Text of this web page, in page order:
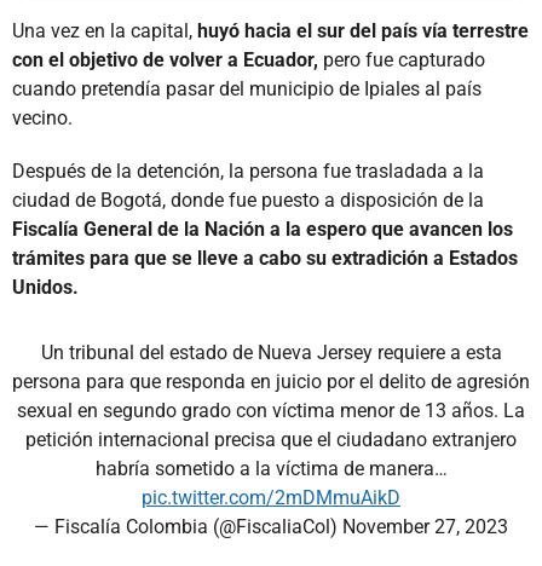
Una vez en la capital, huyó hacia el sur del país vía terrestre
con el objetivo de volver a Ecuador, pero fue capturado
cuando pretendía pasar del municipio de Ipiales al país
vecino.
Después de la detención, la persona fue trasladada a la
ciudad de Bogotá, donde fue puesto a disposición de la
Fiscalía General de la Nación a la espero que avancen los
trámites para que se lleve a cabo su extradición a Estados
Unidos.
Un tribunal del estado de Nueva Jersey requiere a esta
persona para que responda en juicio por el delito de agresión
sexual en segundo grado con víctima menor de 13 años. La
petición internacional precisa que el ciudadano extranjero
habría sometido a la víctima de manera…
pic.twitter.com/2mDMmuAikD
— Fiscalía Colombia (@FiscaliaCol) November 27, 2023